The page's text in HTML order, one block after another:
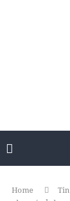
Home